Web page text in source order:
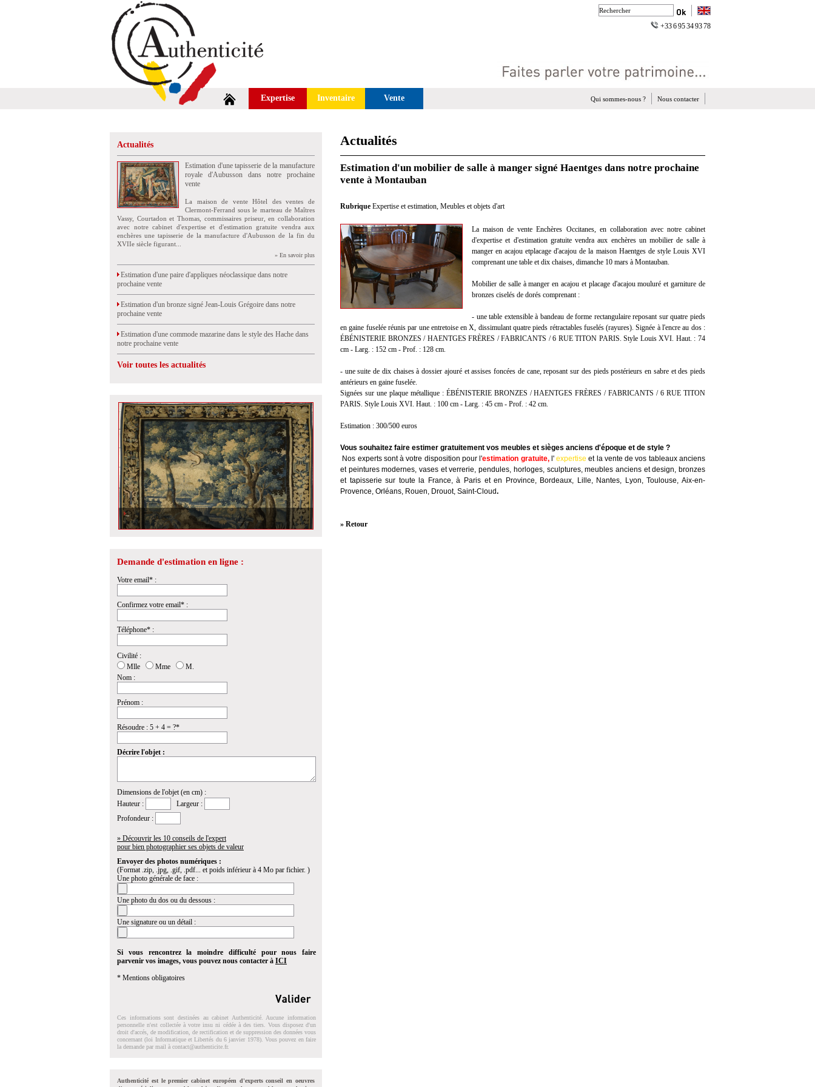
+33 6 95 34 93 78
Expertise Inventaire Vente Nous contacter
Qui sommes-nous ?
Actualités
Estimation d'une tapisserie de la manufacture
royale d'Aubusson dans notre prochaine
vente
La maison de vente Hôtel des ventes de
Clermont-Ferrand sous le marteau de Maîtres
Vassy, Courtadon et Thomas, commissaires priseur, en collaboration
avec notre cabinet d'expertise et d'estimation gratuite vendra aux
enchères une tapisserie de la manufacture d'Aubusson de la fin du
XVIIe siècle figurant...
» En savoir plus
Estimation d'une paire d'appliques néoclassique dans notre
prochaine vente
Estimation d'un bronze signé Jean-Louis Grégoire dans notre
prochaine vente
Estimation d'une commode mazarine dans le style des Hache dans
notre prochaine vente
Voir toutes les actualités
Demande d'estimation en ligne :
Votre email* :
Confirmez votre email* :
Téléphone* :
Civilité :
Mlle
Mme
M.
Nom :
Prénom :
Résoudre : 5 + 4 = ?*
Décrire l'objet :
Dimensions de l'objet (en cm) :
Hauteur :
Largeur :
Profondeur :
» Découvrir les 10 conseils de l'expert
pour bien photographier ses objets de valeur
Envoyer des photos numériques :
(Format .zip, .jpg, .gif, .pdf... et poids inférieur à 4 Mo par fichier. )
Une photo générale de face :
Une photo du dos ou du dessous :
Une signature ou un détail :
Si vous rencontrez la moindre difficulté pour nous faire
parvenir vos images, vous pouvez nous contacter à ICI
* Mentions obligatoires
Ces informations sont destinées au cabinet Authenticité. Aucune information
personnelle n'est collectée à votre insu ni cédée à des tiers. Vous disposez d'un
droit d'accés, de modification, de rectification et de suppression des données vous
concernant (loi Informatique et Libertés du 6 janvier 1978). Vous pouvez en faire
la demande par mail à contact@authenticite.fr.
Authenticité est le premier cabinet européen d'experts conseil en oeuvres
Actualités
Estimation d'un mobilier de salle à manger signé Haentges dans notre prochaine
vente à Montauban
Rubrique Expertise et estimation, Meubles et objets d'art
La maison de vente Enchères Occitanes, en collaboration avec notre cabinet
d'expertise et d'estimation gratuite vendra aux enchères un mobilier de salle à
manger en acajou etplacage d'acajou de la maison Haentges de style Louis XVI
comprenant une table et dix chaises, dimanche 10 mars à Montauban.
Mobilier de salle à manger en acajou et placage d'acajou mouluré et garniture de
bronzes ciselés de dorés comprenant :
- une table extensible à bandeau de forme rectangulaire reposant sur quatre pieds
en gaine fuselée réunis par une entretoise en X, dissimulant quatre pieds rétractables fuselés (rayures). Signée à l'encre au dos :
ÉBÉNISTERIE BRONZES / HAENTGES FRÈRES / FABRICANTS / 6 RUE TITON PARIS. Style Louis XVI. Haut. : 74
cm - Larg. : 152 cm - Prof. : 128 cm.
- une suite de dix chaises à dossier ajouré et assises foncées de cane, reposant sur des pieds postérieurs en sabre et des pieds
antérieurs en gaine fuselée.
Signées sur une plaque métallique : ÉBÉNISTERIE BRONZES / HAENTGES FRÈRES / FABRICANTS / 6 RUE TITON
PARIS. Style Louis XVI. Haut. : 100 cm - Larg. : 45 cm - Prof. : 42 cm.
Estimation : 300/500 euros
Vous souhaitez faire estimer gratuitement vos meubles et sièges anciens d'époque et de style ?
Nos experts sont à votre disposition pour l'estimation gratuite, l'expertise et la vente de vos tableaux anciens
et peintures modernes, vases et verrerie, pendules, horloges, sculptures, meubles anciens et design, bronzes
et tapisserie sur toute la France, à Paris et en Province, Bordeaux, Lille, Nantes, Lyon, Toulouse, Aix-en-
Provence, Orléans, Rouen, Drouot, Saint-Cloud.
» Retour